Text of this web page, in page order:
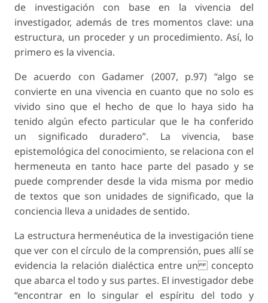
de investigación con base en la vivencia del
investigador, además de tres momentos clave: una
estructura, un proceder y un procedimiento. Así, lo
primero es la vivencia.
De acuerdo con Gadamer (2007, p.97) “algo se
convierte en una vivencia en cuanto que no solo es
vivido sino que el hecho de que lo haya sido ha
tenido algún efecto particular que le ha conferido
un significado duradero”. La vivencia, base
epistemológica del conocimiento, se relaciona con el
hermeneuta en tanto hace parte del pasado y se
puede comprender desde la vida misma por medio
de textos que son unidades de significado, que la
conciencia lleva a unidades de sentido.
La estructura hermenéutica de la investigación tiene
que ver con el círculo de la comprensión, pues allí se
evidencia la relación dialéctica entre un concepto
que abarca el todo y sus partes. El investigador debe
“encontrar en lo singular el espíritu del todo y